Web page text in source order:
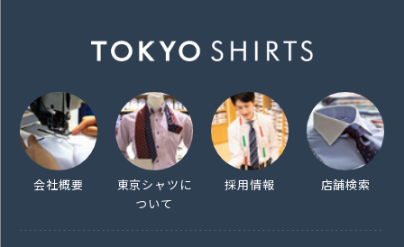
会社概要
東京シャツに
ついて
採用情報 店舗検索